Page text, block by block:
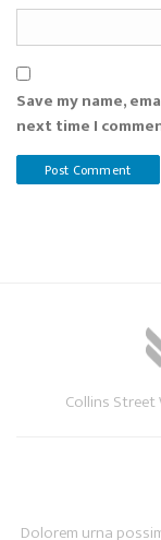
Save my name,
next time I
Collins Street
Dolorem urna